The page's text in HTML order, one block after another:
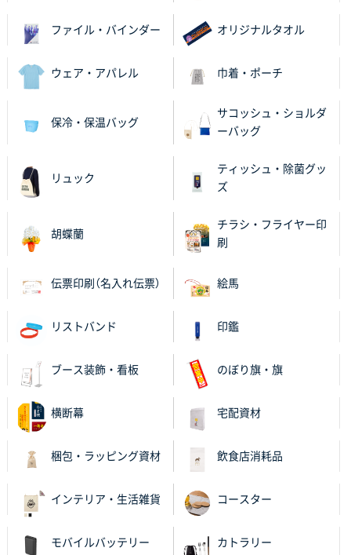
千葉県M社様
2025年11月06日 14:57
営業ご担当者さまより、ご丁寧なサポートをいただ
き、他のネット印刷サービスよりも安心して購入まで
進められました。
【ポリ袋】特別ご注文ページ
3000枚
昨年利用した時に、納期と金額面でかなり業者さんを
比較して決めさせていただきました。 昨年注文分も、
納期がギリギリだったにも関わらず、丁寧に対応して
対応を頂いており助かっております。
和歌山県S社様
2025年11月05日 11:13
不織布スクエアトート(A4サイズ)
2025年10月28日 17:10
ワンポイントポリ袋 A4サイズ
1000枚
ファイル・バインダー オリジナルタオル
ウェア・アパレル 巾着・ポーチ
保冷・保温バッグ
サコッシュ・ショルダ
ーバッグ
リュック
ティッシュ・除菌グッ
ズ
胡蝶蘭
チラシ・フライヤー印
刷
伝票印刷（名入れ伝票） 絵馬
リストバンド 印鑑
ブース装飾・看板 のぼり旗・旗
横断幕 宅配資材
梱包・ラッピング資材 飲食店消耗品
インテリア・生活雑貨 コースター
モバイルバッテリー カトラリー